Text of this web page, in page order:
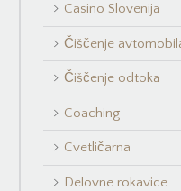
Casino Slovenija
Čiščenje
Čiščenje odtoka
Coaching
Cvetličarna
Delovne rokavice